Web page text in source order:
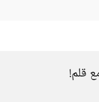
قلم!